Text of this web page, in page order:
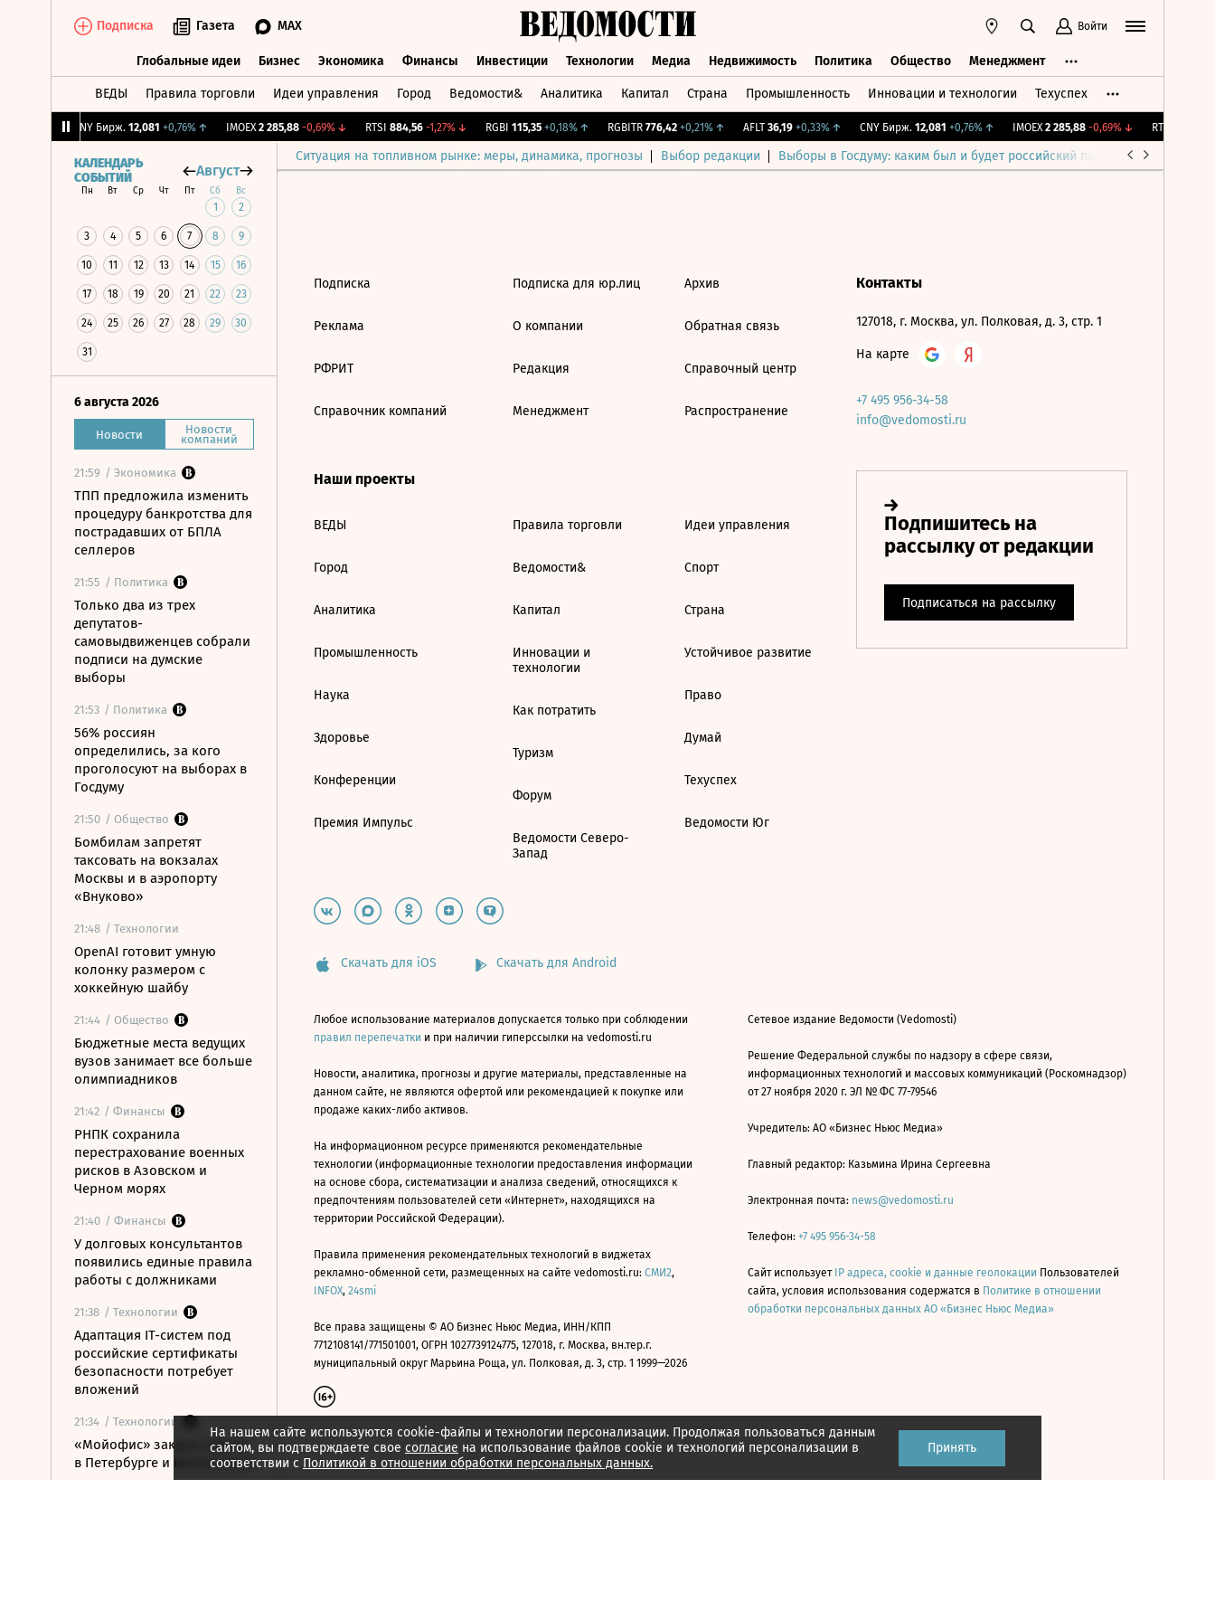
Подписка Газета MAX Войти
Глобальные идеи Бизнес Экономика Финансы Инвестиции Технологии Медиа Недвижимость Политика Общество Менеджмент
ВЕДЫ Правила торговли Идеи управления Город Ведомости& Аналитика Капитал Страна Промышленность Инновации и технологии Техуспех
CNY Бирж. 12,081 +0,76%↑ IMOEX 2 285,88 -0,69%↓ RTSI 884,56 -1,27%↓ RGBI 115,35 +0,18%↑ RGBITR 776,42 +0,21%↑ AFLT 36,19 +0,33%↑ CNY Бирж. 12,081 +0,76%↑ IMOEX 2 285,88 -0,69%↓ RTSI
Ситуация на топливном рынке: меры, динамика, прогнозы Выбор редакции Выборы в Госдуму: каким был и будет российский парламент
КАЛЕНДАРЬ
СОБЫТИЙ
Август
Пн Вт Ср Чт Пт Сб Вс
1 2
3 4 5 6 7 8 9
10 11 12 13 14 15 16
17 18 19 20 21 22 23
24 25 26 27 28 29 30
31
6 августа 2026
Новости Новости
компаний
21:59 / Экономика
ТПП предложила изменить
процедуру банкротства для
пострадавших от БПЛА
селлеров
21:55 / Политика
Только два из трех
депутатов-
самовыдвиженцев собрали
подписи на думские
выборы
21:53 / Политика
56% россиян
определились, за кого
проголосуют на выборах в
Госдуму
21:50 / Общество
Бомбилам запретят
таксовать на вокзалах
Москвы и в аэропорту
«Внуково»
21:48 / Технологии
OpenAI готовит умную
колонку размером с
хоккейную шайбу
21:44 / Общество
Бюджетные места ведущих
вузов занимает все больше
олимпиадников
21:42 / Финансы
РНПК сохранила
перестрахование военных
рисков в Азовском и
Черном морях
21:40 / Финансы
У долговых консультантов
появились единые правила
работы с должниками
21:38 / Технологии
Адаптация IT-систем под
российские сертификаты
безопасности потребует
вложений
21:34 / Технологии
«Мойофис» закрыл офисы
в Петербурге и Иннополисе
На нашем сайте используются cookie-файлы и технологии персонализации. Продолжая пользоваться данным
сайтом, вы подтверждаете свое согласие на использование файлов cookie и технологий персонализации в
соответствии с Политикой в отношении обработки персональных данных.
Принять
Подписка
Реклама
РФРИТ
Справочник компаний
Подписка для юр.лиц
О компании
Редакция
Менеджмент
Архив
Обратная связь
Справочный центр
Распространение
Наши проекты
ВЕДЫ
Город
Аналитика
Промышленность
Наука
Здоровье
Конференции
Премия Импульс
Правила торговли
Ведомости&
Капитал
Инновации и
технологии
Как потратить
Туризм
Форум
Ведомости Северо-
Запад
Идеи управления
Спорт
Страна
Устойчивое развитие
Право
Думай
Техуспех
Ведомости Юг
Контакты
127018, г. Москва, ул. Полковая, д. 3, стр. 1
На карте
+7 495 956-34-58
info@vedomosti.ru
Скачать для iOS Скачать для Android
Любое использование материалов допускается только при соблюдении
правил перепечатки и при наличии гиперссылки на vedomosti.ru
Новости, аналитика, прогнозы и другие материалы, представленные на
данном сайте, не являются офертой или рекомендацией к покупке или
продаже каких-либо активов.
На информационном ресурсе применяются рекомендательные
технологии (информационные технологии предоставления информации
на основе сбора, систематизации и анализа сведений, относящихся к
предпочтениям пользователей сети «Интернет», находящихся на
территории Российской Федерации).
Правила применения рекомендательных технологий в виджетах
рекламно-обменной сети, размещенных на сайте vedomosti.ru: СМИ2,
INFOX, 24smi
Все права защищены © АО Бизнес Ньюс Медиа, ИНН/КПП
7712108141/771501001, ОГРН 1027739124775, 127018, г. Москва, вн.тер.г.
муниципальный округ Марьина Роща, ул. Полковая, д. 3, стр. 1 1999—2026
Сетевое издание Ведомости (Vedomosti)
Решение Федеральной службы по надзору в сфере связи,
информационных технологий и массовых коммуникаций (Роскомнадзор)
от 27 ноября 2020 г. ЭЛ № ФС 77-79546
Учредитель: АО «Бизнес Ньюс Медиа»
Главный редактор: Казьмина Ирина Сергеевна
Электронная почта: news@vedomosti.ru
Телефон: +7 495 956-34-58
Сайт использует IP адреса, cookie и данные геолокации Пользователей
сайта, условия использования содержатся в Политике в отношении
обработки персональных данных АО «Бизнес Ньюс Медиа»